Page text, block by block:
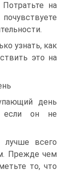
на
узнать, как
это на
день
если он не
всего
Прежде чем
то, что